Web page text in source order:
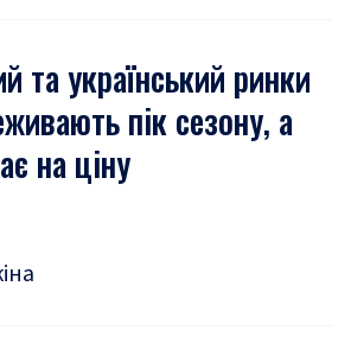
та український ринки
пік сезону, а
на ціну